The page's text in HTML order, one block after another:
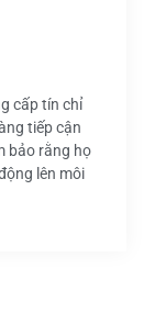
cấp tín chỉ
tiếp cận
bảo rằng họ
lên môi